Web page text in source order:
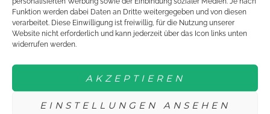
Funktion werden dabei Daten an Dritte weitergegeben und von diesen
verarbeitet. Diese Einwilligung ist freiwillig, für die Nutzung unserer
Website nicht erforderlich und kann jederzeit über das Icon links unten
widerrufen werden.
AKZEPTIEREN
EINSTELLUNGEN ANSEHEN